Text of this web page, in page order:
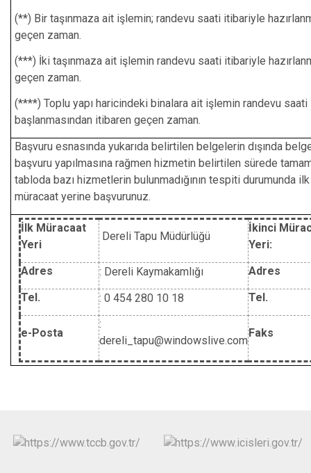
(**) Bir taşınmaza ait işlemin; randevu saati itibariyle
geçen zaman.
(***) İki taşınmaza ait işlemin randevu saati itibariyle
geçen zaman.
(****) Toplu yapı haricindeki binalara ait işlemin randevu saati
başlanmasından itibaren geçen zaman.
Başvuru esnasında yukarıda belirtilen belgelerin dışında
başvuru yapılmasına rağmen hizmetin belirtilen sürede
tabloda bazı hizmetlerin bulunmadığının tespiti durumunda
müracaat yerine başvurunuz.
İlk Müracaat
Yeri
Dereli Tapu Müdürlüğü
İkinci
Yeri:
Adres
: Dereli Kaymakamlığı
Adres
Tel.
: 0 454 280 10 18 Tel.
e-Posta
:
dereli_tapu@windowslive.com
Faks